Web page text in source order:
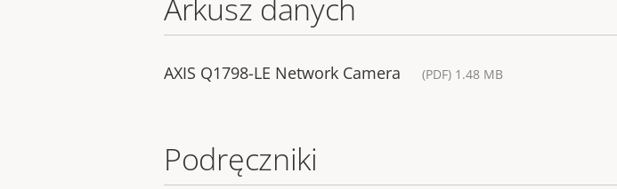
Arkusz danych
AXIS Q1798-LE Network Camera (PDF) 1.48 MB
Podręczniki